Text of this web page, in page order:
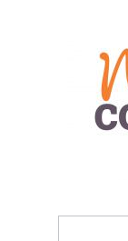
connecter